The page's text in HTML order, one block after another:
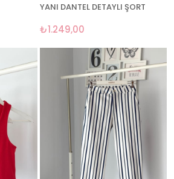
YANI DANTEL DETAYLI ŞORT
₺1.249,00